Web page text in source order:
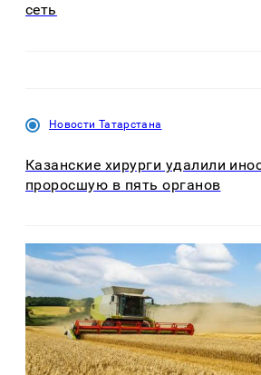
сеть
Новости Татарстана
Казанские хирурги удалили
проросшую в пять органов